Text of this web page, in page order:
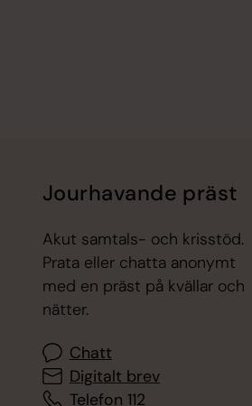
Jourhavande präst
Akut samtals- och krisstöd.
Prata eller chatta anonymt
med en präst på kvällar och
nätter.
Chatt
Digitalt brev
Telefon 112